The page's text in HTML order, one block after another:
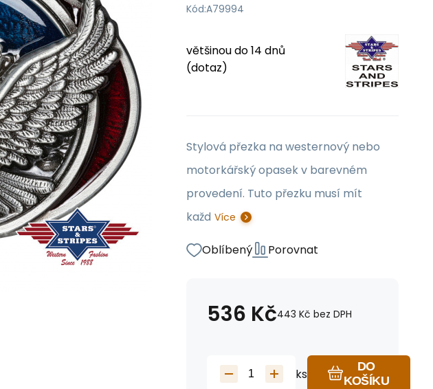
Kód:A79994
většinou do 14 dnů
(dotaz)
Stylová přezka na westernový nebo
motorkářský opasek v barevném
provedení. Tuto přezku musí mít
každ Více
Oblíbený Porovnat
536 Kč443 Kč bez DPH
ks
DO
KOŠÍKU